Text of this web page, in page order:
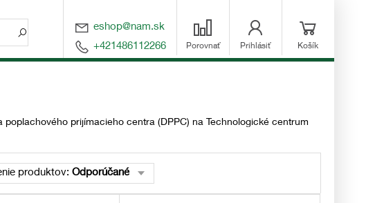
eshop@nam.sk
+421486112266
Porovnať Prihlásiť Košík
prijímacieho centra (DPPC) na Technologické centrum
produktov: Odporúčané